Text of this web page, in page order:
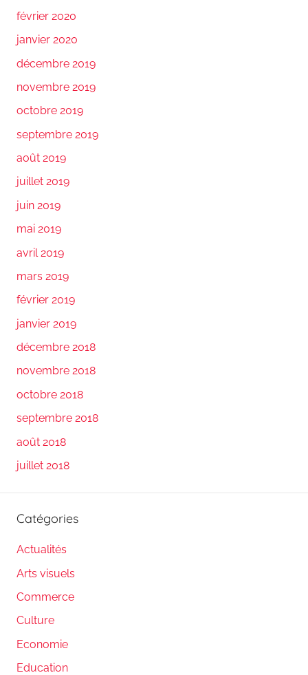
février 2020
janvier 2020
décembre 2019
novembre 2019
octobre 2019
septembre 2019
août 2019
juillet 2019
juin 2019
mai 2019
avril 2019
mars 2019
février 2019
janvier 2019
décembre 2018
novembre 2018
octobre 2018
septembre 2018
août 2018
juillet 2018
Catégories
Actualités
Arts visuels
Commerce
Culture
Economie
Education